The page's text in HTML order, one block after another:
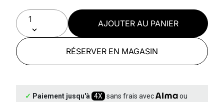
AJOUTER AU PANIER
RÉSERVER EN MAGASIN
✓ Paiement jusqu'à 4X sans frais avec ou